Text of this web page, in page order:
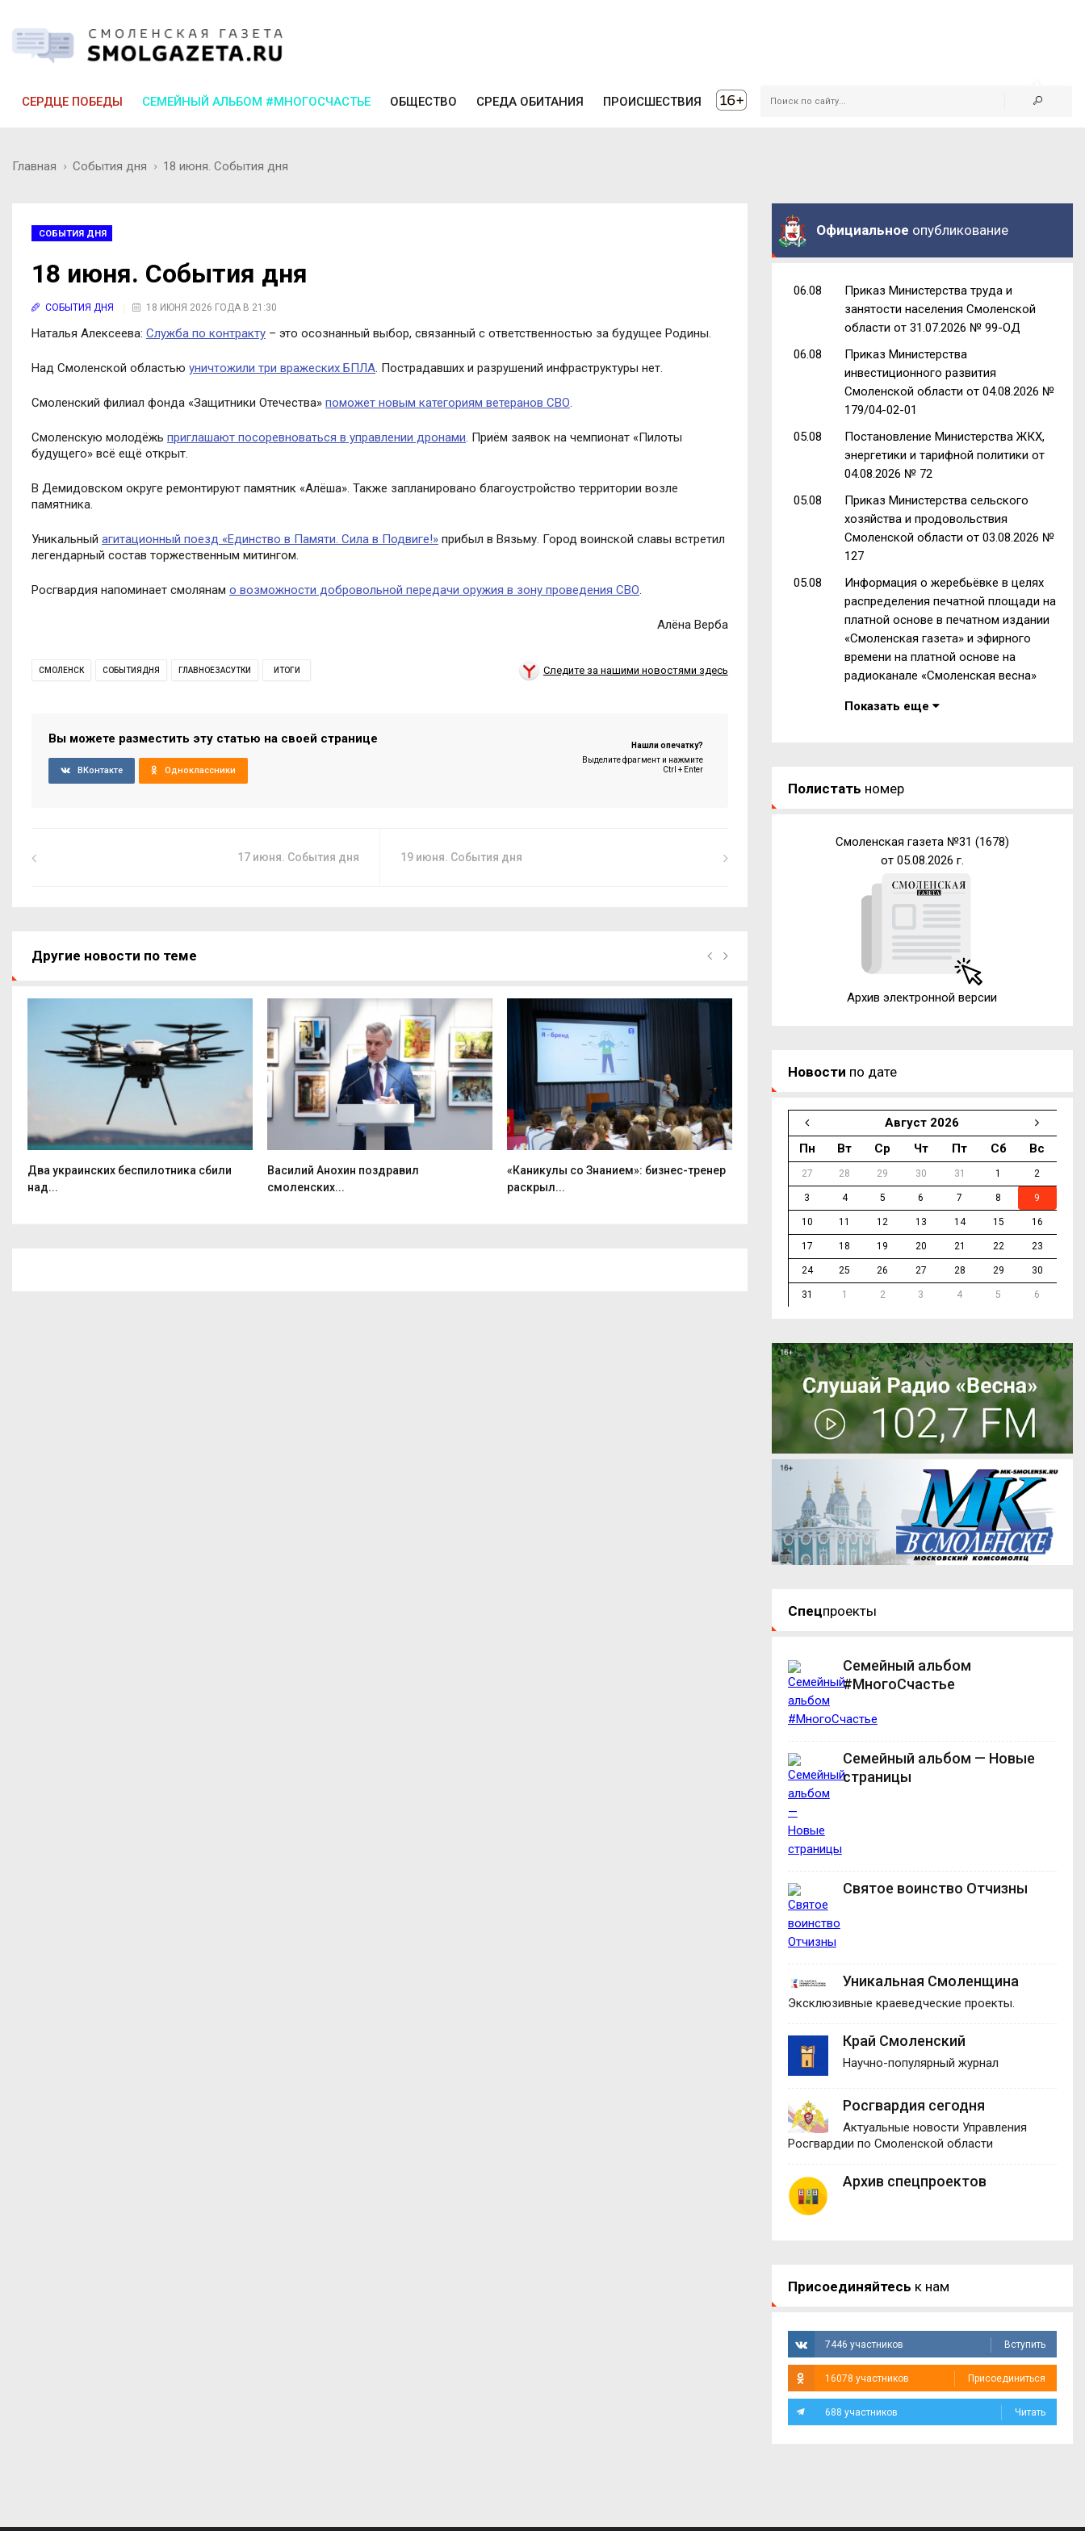
СЕРДЦЕ ПОБЕДЫ СЕМЕЙНЫЙ АЛЬБОМ #МНОГОСЧАСТЬЕ ОБЩЕСТВО СРЕДА ОБИТАНИЯ ПРОИСШЕСТВИЯ
Главная События дня 18 июня. События дня
СОБЫТИЯ ДНЯ
18 июня. События дня
СОБЫТИЯ ДНЯ 18 ИЮНЯ 2026 ГОДА В 21:30
Наталья Алексеева: Служба по контракту – это осознанный выбор, связанный с ответственностью за будущее Родины.
Над Смоленской областью уничтожили три вражеских БПЛА. Пострадавших и разрушений инфраструктуры нет.
Смоленский филиал фонда «Защитники Отечества» поможет новым категориям ветеранов СВО.
Смоленскую молодёжь приглашают посоревноваться в управлении дронами. Приём заявок на чемпионат «Пилоты
будущего» всё ещё открыт.
В Демидовском округе ремонтируют памятник «Алёша». Также запланировано благоустройство территории возле
памятника.
Уникальный агитационный поезд «Единство в Памяти. Сила в Подвиге!» прибыл в Вязьму. Город воинской славы встретил
легендарный состав торжественным митингом.
Росгвардия напоминает смолянам о возможности добровольной передачи оружия в зону проведения СВО.
Алёна Верба
СМОЛЕНСК СОБЫТИЯДНЯ ГЛАВНОЕЗАСУТКИ ИТОГИ Следите за нашими новостями здесь
Вы можете разместить эту статью на своей странице
ВКонтакте Одноклассники
Нашли опечатку?
Выделите фрагмент и нажмите
Ctrl + Enter
17 июня. События дня 19 июня. События дня
Другие новости по теме
Два украинских беспилотника сбили
над...
Василий Анохин поздравил
смоленских...
«Каникулы со Знанием»: бизнес-тренер
раскрыл...
Василий Анохин сообщил о сбитом
БПЛА над...
Смоленская
вмешалась в
Официальное опубликование
06.08
Приказ Министерства труда и
занятости населения Смоленской
области от 31.07.2026 № 99-ОД
06.08
Приказ Министерства
инвестиционного развития
Смоленской области от 04.08.2026 №
179/04-02-01
05.08
Постановление Министерства ЖКХ,
энергетики и тарифной политики от
04.08.2026 № 72
05.08
Приказ Министерства сельского
хозяйства и продовольствия
Смоленской области от 03.08.2026 №
127
05.08
Информация о жеребьёвке в целях
распределения печатной площади на
платной основе в печатном издании
«Смоленская газета» и эфирного
времени на платной основе на
радиоканале «Смоленская весна»
Показать еще
Полистать номер
Смоленская газета №31 (1678)
от 05.08.2026 г.
Архив электронной версии
Новости по дате
Август 2026
Пн
Вт Ср Чт Пт Сб Вс
27 28 29 30 31 1 2
3 4 5 6 7 8 9
10 11 12 13 14 15 16
17 18 19 20 21 22 23
24 25 26 27 28 29 30
31 1 2 3 4 5 6
Спецпроекты
Семейный альбом
#МногоСчастье
Семейный альбом — Новые
страницы
Святое воинство Отчизны
Уникальная Смоленщина
Эксклюзивные краеведческие проекты.
Край Смоленский
Научно-популярный журнал
Росгвардия сегодня
Актуальные новости Управления
Росгвардии по Смоленской области
Архив спецпроектов
Присоединяйтесь к нам
7446 участников Вступить
16078 участников Присоединиться
688 участников Читать